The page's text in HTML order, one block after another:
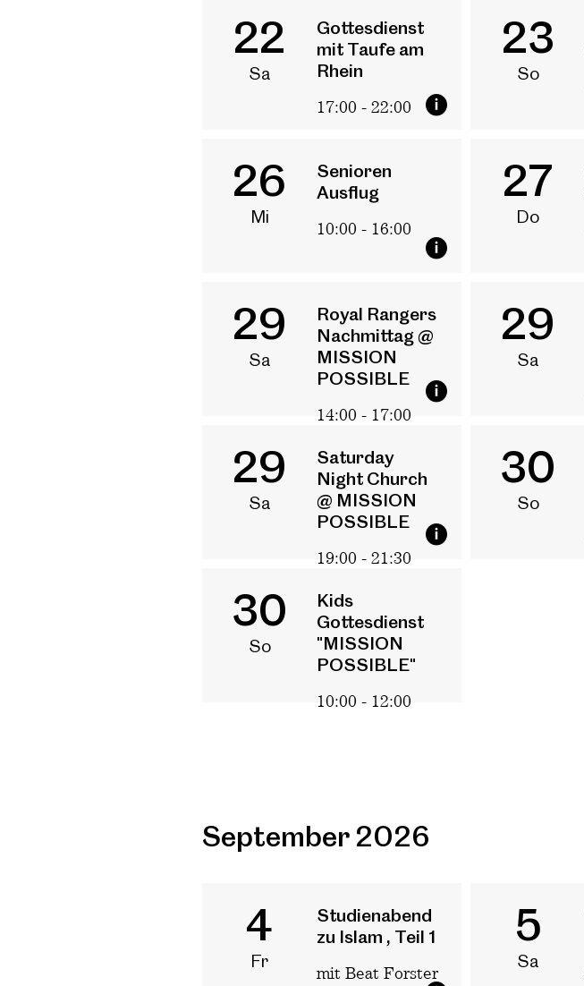
Angebot
Gemeinschaft
Small Groups
Lebenskompetenz
22
Sa
Gottesdienst
mit Taufe am
Rhein
17:00 - 22:00
23
So
26
Mi
Senioren
Ausflug
10:00 - 16:00
27
Do
29
Sa
Royal Rangers
Nachmittag @
MISSION
POSSIBLE
14:00 - 17:00
29
Sa
29
Sa
Saturday
Night Church
@ MISSION
POSSIBLE
19:00 - 21:30
30
So
30
So
Kids
Gottesdienst
"MISSION
POSSIBLE"
10:00 - 12:00
September 2026
4
Fr
Studienabend
zu Islam , Teil 1
mit Beat Forster
5
Sa